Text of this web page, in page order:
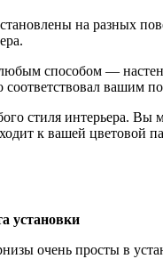
на разных
любым способом —
вашим
стиля интерьера. Вы
к вашей цветовой
установки
очень просты в